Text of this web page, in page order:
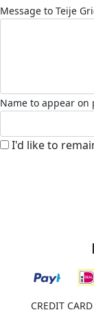
Message to Teije
Name to appear on
I'd like to
CREDIT CARD